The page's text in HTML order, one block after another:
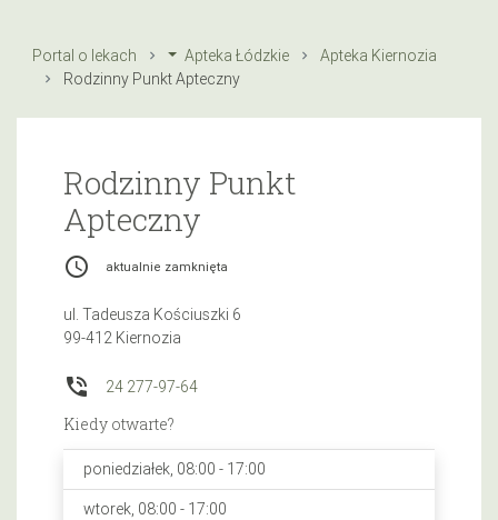
Portal o lekach Apteka Łódzkie
Apteka Kiernozia
Rodzinny Punkt Apteczny
Rodzinny Punkt
Apteczny
access_time aktualnie zamknięta
ul. Tadeusza Kościuszki 6
99-412 Kiernozia
phone_in_talk 24 277-97-64
Kiedy otwarte?
poniedziałek, 08:00 - 17:00
wtorek, 08:00 - 17:00